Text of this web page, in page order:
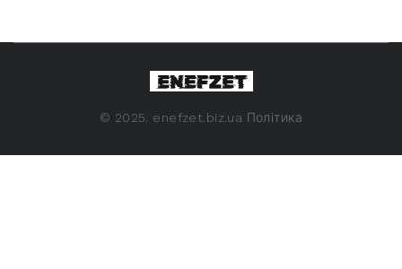
© 2025. enefzet.biz.ua Політика